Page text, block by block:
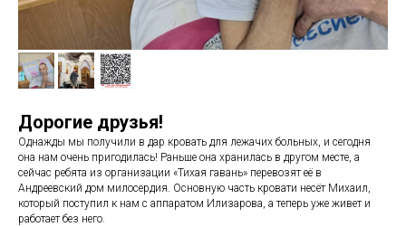
Дорогие друзья!
Однажды мы получили в дар кровать для лежачих больных, и сегодня
она нам очень пригодилась! Раньше она хранилась в другом месте, а
сейчас ребята из организации «Тихая гавань» перевозят её в
Андреевский дом милосердия. Основную часть кровати несёт Михаил,
который поступил к нам с аппаратом Илизарова, а теперь уже живет и
работает без него.